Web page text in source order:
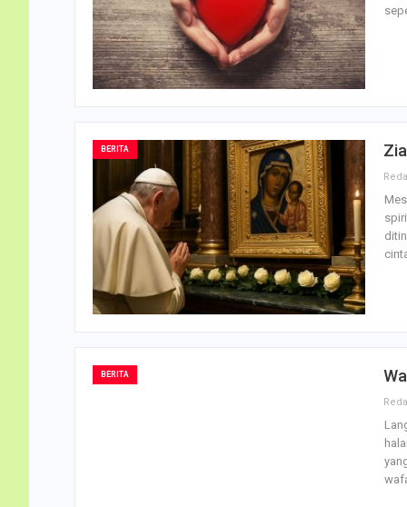
BERITA
BERITA